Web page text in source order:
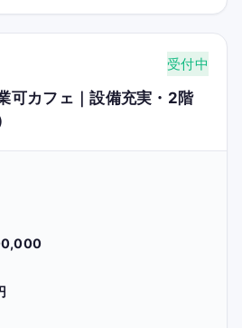
受付中
可カフェ｜設備充実・2階